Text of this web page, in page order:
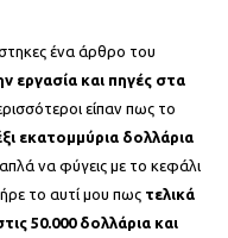
ένα άρθρο του
εργασία και πηγές στα
είπαν πως το
εκατομμύρια δολλάρια
να φύγεις με το κεφάλι
το αυτί μου πως τελικά
50.000 δολλάρια και